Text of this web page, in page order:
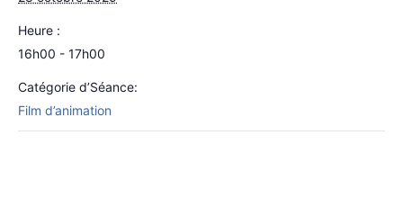
Heure :
16h00 - 17h00
Catégorie d’Séance:
Film d’animation